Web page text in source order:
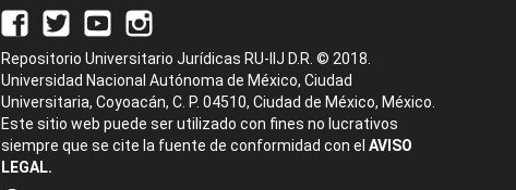
Repositorio Universitario Jurídicas RU-IIJ D.R. © 2018.
Universidad Nacional Autónoma de México, Ciudad
Universitaria, Coyoacán, C. P. 04510, Ciudad de México, México.
Este sitio web puede ser utilizado con fines no lucrativos
siempre que se cite la fuente de conformidad con el AVISO
LEGAL.